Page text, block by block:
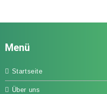
Menü
Startseite
Über uns